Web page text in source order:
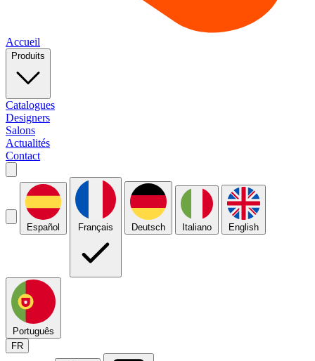
Accueil
Produits
Catalogues
Designers
Salons
Actualités
Contact
Español Français Deutsch Italiano English
Português
FR